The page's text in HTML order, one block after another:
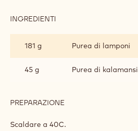
INGREDIENTI
CIOCCOLATO
RUBY
181 g Purea di lamponi
45 g Purea di kalamansi
PREPARAZIONE
Scaldare a 40C.